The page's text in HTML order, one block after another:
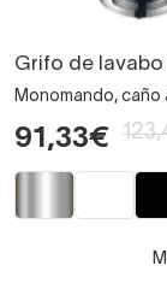
Grifo de lavabo
Monomando, caño
91,33€